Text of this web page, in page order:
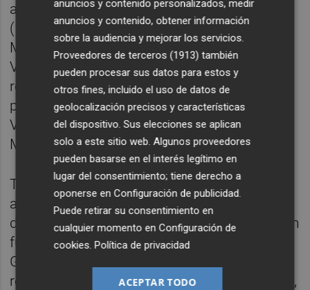
aumentos se produjeron en Cataluña
(140.140 personas más), Comunidad de
Madrid (128.649 más) y Comunitat
Valenciana (108.079 más). En términos
relativos, los mayores aumentos de
población se dieron en Comunitat
Valenciana (2,1%), Baleares y Comunidad de
Madrid (1,9% en ambas).
Todas las provincias, excepto siete, vieron
aumentado su número de habitantes
durante el último año. Las que más crecieron
fueron Alicante (2,5%), Guadalajara (2,5%) y
Girona (2,3%), frente a los descensos que se
registraron en las provincias de Jaén (-0,6%),
anuncios y contenido personalizados, medir
anuncios y contenido, obtener información
sobre la audiencia y mejorar los servicios.
Proveedores de terceros (1913) también
pueden procesar sus datos para estos y
otros fines, incluido el uso de datos de
geolocalización precisos y características
del dispositivo. Sus elecciones se aplican
solo a este sitio web. Algunos proveedores
pueden basarse en el interés legítimo en
lugar del consentimiento; tiene derecho a
oponerse enConfiguración de publicidad
Puede retirar su consentimiento en
cualquier momento enConfiguración de
cookies .Política de privacidad
ACEPTAR TODO